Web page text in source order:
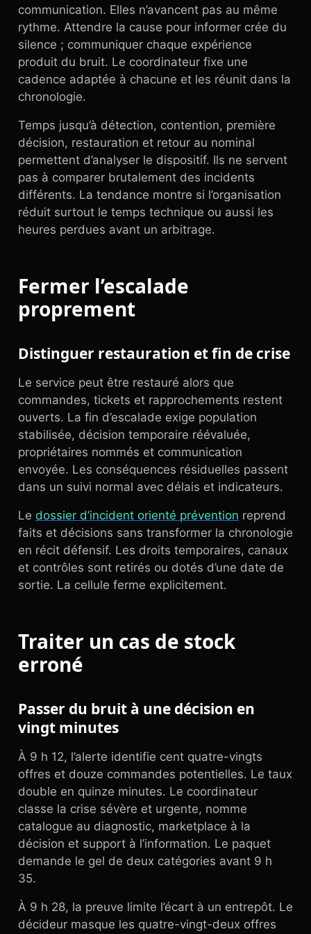
communication. Elles n’avancent pas au même
rythme. Attendre la cause pour informer crée du
silence ; communiquer chaque expérience
produit du bruit. Le coordinateur fixe une
cadence adaptée à chacune et les réunit dans la
chronologie.
Temps jusqu’à détection, contention, première
décision, restauration et retour au nominal
permettent d’analyser le dispositif. Ils ne servent
pas à comparer brutalement des incidents
différents. La tendance montre si l’organisation
réduit surtout le temps technique ou aussi les
heures perdues avant un arbitrage.
Fermer l’escalade
proprement
Distinguer restauration et fin de crise
Le service peut être restauré alors que
commandes, tickets et rapprochements restent
ouverts. La fin d’escalade exige population
stabilisée, décision temporaire réévaluée,
propriétaires nommés et communication
envoyée. Les conséquences résiduelles passent
dans un suivi normal avec délais et indicateurs.
Le dossier d’incident orienté prévention reprend
faits et décisions sans transformer la chronologie
en récit défensif. Les droits temporaires, canaux
et contrôles sont retirés ou dotés d’une date de
sortie. La cellule ferme explicitement.
Traiter un cas de stock
erroné
Passer du bruit à une décision en
vingt minutes
À 9 h 12, l’alerte identifie cent quatre-vingts
offres et douze commandes potentielles. Le taux
double en quinze minutes. Le coordinateur
classe la crise sévère et urgente, nomme
catalogue au diagnostic, marketplace à la
décision et support à l’information. Le paquet
demande le gel de deux catégories avant 9 h
35.
À 9 h 28, la preuve limite l’écart à un entrepôt. Le
décideur masque les quatre-vingt-deux offres